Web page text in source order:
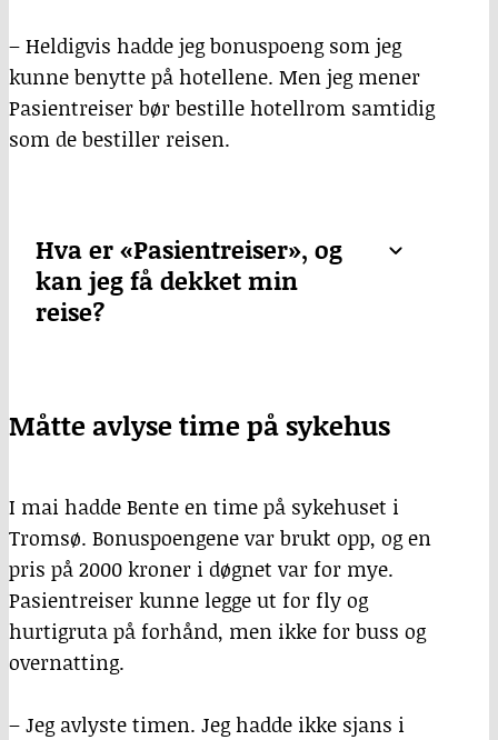
– Heldigvis hadde jeg bonuspoeng som jeg
kunne benytte på hotellene. Men jeg mener
Pasientreiser bør bestille hotellrom samtidig
som de bestiller reisen.
Hva er «Pasientreiser», og
kan jeg få dekket min
reise?
Måtte avlyse time på sykehus
I mai hadde Bente en time på sykehuset i
Tromsø. Bonuspoengene var brukt opp, og en
pris på 2000 kroner i døgnet var for mye.
Pasientreiser kunne legge ut for fly og
hurtigruta på forhånd, men ikke for buss og
overnatting.
– Jeg avlyste timen. Jeg hadde ikke sjans i